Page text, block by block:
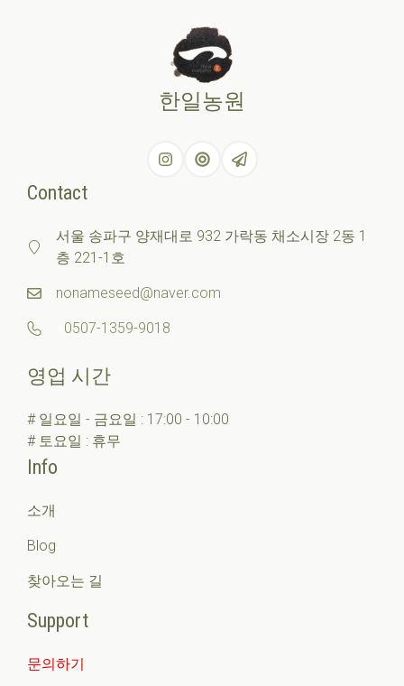
한일농원
Contact
서울 송파구 양재대로 932 가락동 채소시장 2동 1
층 221-1호
nonameseed@naver.com
0507-1359-9018
영업 시간
# 일요일 - 금요일 : 17:00 - 10:00
# 토요일 : 휴무
Info
소개
Blog
찾아오는 길
Support
문의하기